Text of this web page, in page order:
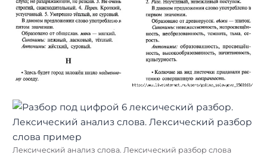
Лексический анализ слова. Лексический разбор слова